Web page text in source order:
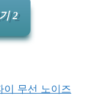
2
무선 노이즈